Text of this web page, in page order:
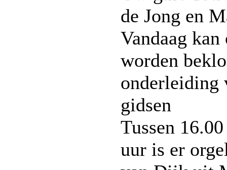
de Jong en
Vandaag
worden
onderleiding
gidsen
Tussen
uur is er